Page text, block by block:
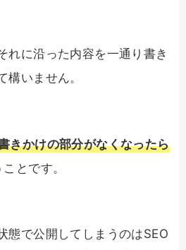
れに沿った内容を一通り書き
構いません。
きかけの部分がなくなったら
とです。
態で公開してしまうのはSEO